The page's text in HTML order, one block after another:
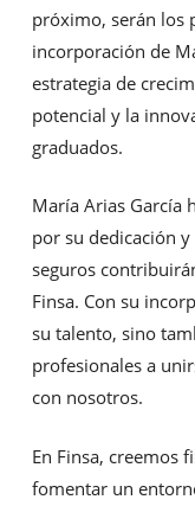
próximo, serán los
incorporación de
estrategia de
potencial y la
graduados.
María Arias García
por su dedicación
seguros
Finsa. Con su
su talento, sino
profesionales a
con nosotros.
En Finsa, creemos
fomentar un